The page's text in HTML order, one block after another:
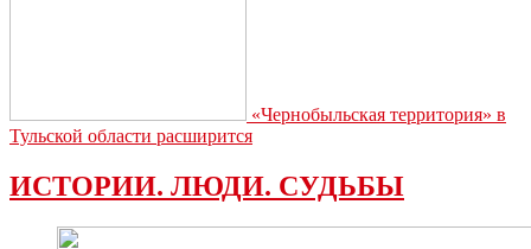
«Чернобыльская территория» в
Тульской области расширится
ИСТОРИИ. ЛЮДИ. СУДЬБЫ